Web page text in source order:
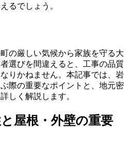
るでしょう。
の厳しい気候から家族を守る大
選びを間違えると、工事の品質
りかねません。本記事では、岩
際の重要なポイントと、地元密
しく解説します。
屋根・外壁の重要